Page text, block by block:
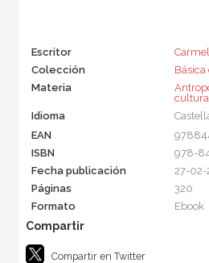
Escritor
Colección
Materia
cultural
Idioma
EAN
ISBN
978-
Fecha publicación
27-02-
Páginas
320
Formato
Ebook
Compartir en Twitter